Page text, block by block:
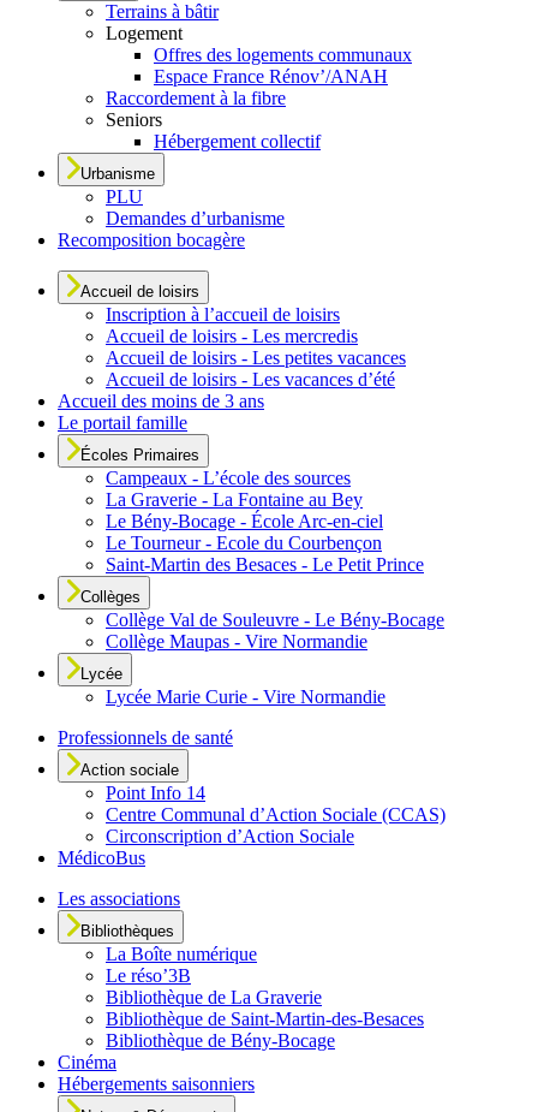
Terrains à bâtir
Logement
Offres des logements communaux
Espace France Rénov’/ANAH
Raccordement à la fibre
Seniors
Hébergement collectif
Urbanisme
PLU
Demandes d’urbanisme
Recomposition bocagère
Accueil de loisirs
Inscription à l’accueil de loisirs
Accueil de loisirs - Les mercredis
Accueil de loisirs - Les petites vacances
Accueil de loisirs - Les vacances d’été
Accueil des moins de 3 ans
Le portail famille
Écoles Primaires
Campeaux - L’école des sources
La Graverie - La Fontaine au Bey
Le Bény-Bocage - École Arc-en-ciel
Le Tourneur - Ecole du Courbençon
Saint-Martin des Besaces - Le Petit Prince
Collèges
Collège Val de Souleuvre - Le Bény-Bocage
Collège Maupas - Vire Normandie
Lycée
Lycée Marie Curie - Vire Normandie
Professionnels de santé
Action sociale
Point Info 14
Centre Communal d’Action Sociale (CCAS)
Circonscription d’Action Sociale
MédicoBus
Les associations
Bibliothèques
La Boîte numérique
Le réso’3B
Bibliothèque de La Graverie
Bibliothèque de Saint-Martin-des-Besaces
Bibliothèque de Bény-Bocage
Cinéma
Hébergements saisonniers